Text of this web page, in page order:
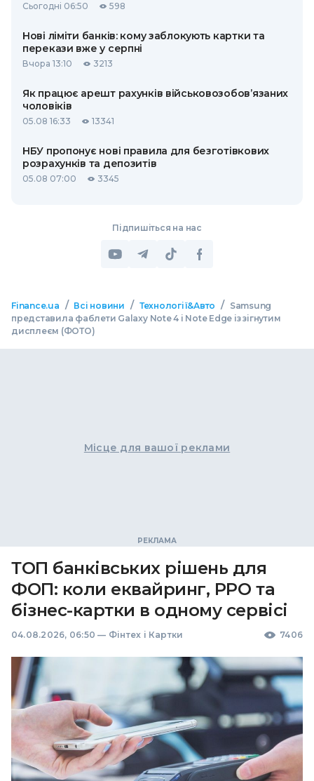
Сьогодні 06:50 598
Нові ліміти банків: кому заблокують картки та
перекази вже у серпні
Вчора 13:10 3213
Як працює арешт рахунків військовозобов’язаних
чоловіків
05.08 16:33 13341
НБУ пропонує нові правила для безготівкових
розрахунків та депозитів
05.08 07:00 3345
Підпишіться на нас
Finance.ua / Всі новини / Технології&Авто /
Samsung
представила фаблети Galaxy Note 4 і Note Edge із зігнутим
дисплеєм (ФОТО)
Місце для вашої реклами
ТОП банківських рішень для
ФОП: коли еквайринг, РРО та
бізнес-картки в одному сервісі
04.08.2026, 06:50 — Фінтех і Картки 7406